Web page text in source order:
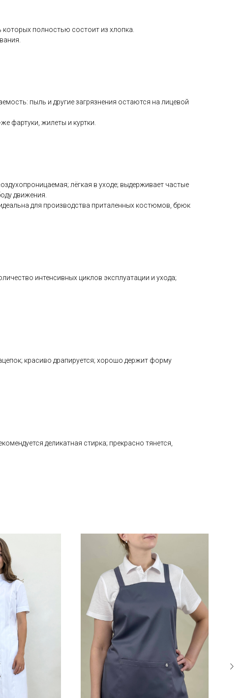
которых полностью состоит из хлопка.
пыль и другие загрязнения остаются на лицевой
фартуки, жилеты и куртки.
лёгкая в уходе; выдерживает частые
движения.
для производства приталенных костюмов, брюк
интенсивных циклов эксплуатации и ухода;
красиво драпируется; хорошо держит форму
деликатная стирка; прекрасно тянется,